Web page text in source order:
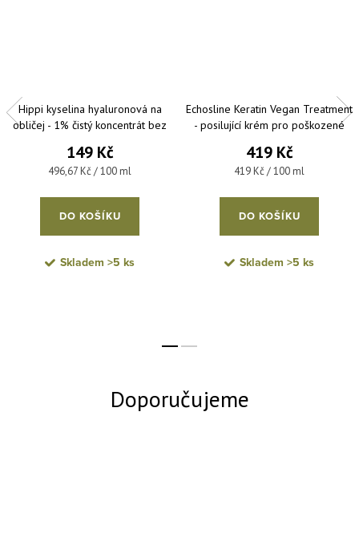
Hippi kyselina hyaluronová na
obličej - 1% čistý koncentrát bez
149 Kč
Měrná cena:
496,67 Kč / 100 ml
DO KOŠÍKU
Skladem >5 ks
Echosline Keratin Vegan Treatment
- posilující krém pro poškozené
ml
419 Kč
Měrná cena:
419 Kč / 100 ml
DO KOŠÍKU
Skladem >5 ks